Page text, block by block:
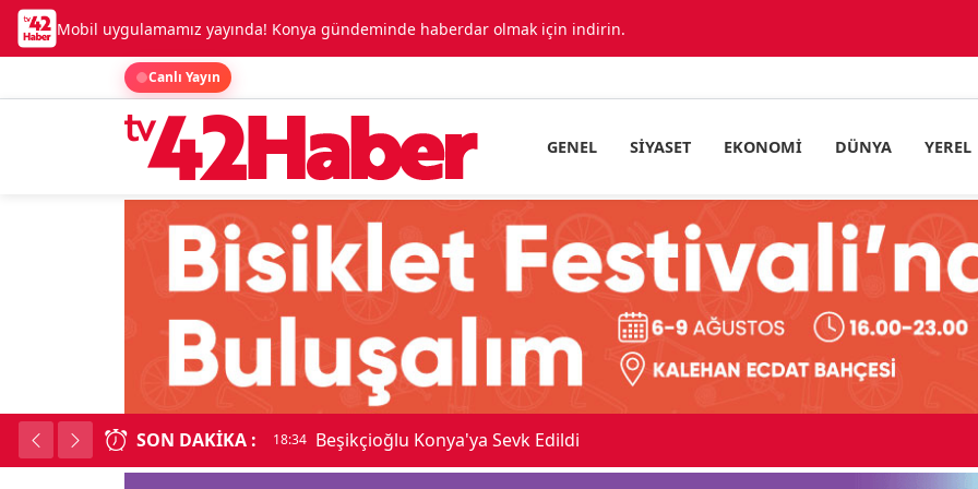
Mobil uygulamamız yayında! Konya gündeminde haberdar olmak için indirin.
Canlı Yayın
GENEL SIYASET EKONOMI DÜNYA YEREL
SON DAKIKA : 18:34 Beşikçioğlu Konya'ya Sevk Edildi